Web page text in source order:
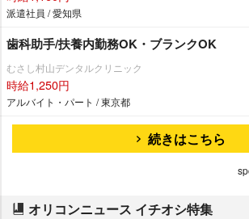
派遣社員 / 愛知県
歯科助手/扶養内勤務OK・ブランクOK
むさし村山デンタルクリニック
時給1,250円
アルバイト・パート / 東京都
続きはこちら
オリコンニュース イチオシ特集